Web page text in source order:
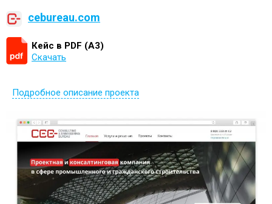
cebureau.com
Кейс в PDF (А3)
Скачать
Подробное описание проекта